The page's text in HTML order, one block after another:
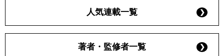
人気連載一覧
著者・監修者一覧